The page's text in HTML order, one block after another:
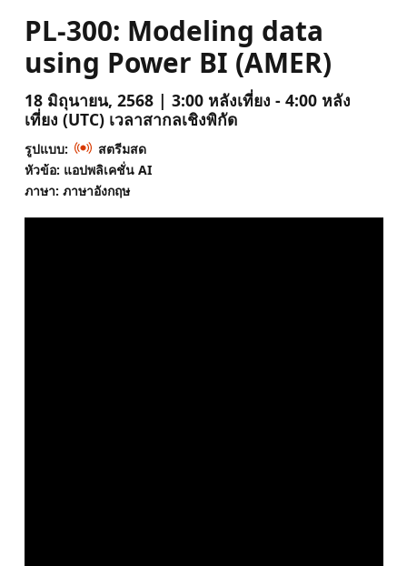
PL-300: Modeling data
using Power BI (AMER)
18 มิถุนายน, 2568 | 3:00 หลังเที่ยง - 4:00 หลัง
เที่ยง (UTC) เวลาสากลเชิงพิกัด
รูปแบบ:
สตรีมสด
หัวข้อ: แอปพลิเคชั่น AI
ภาษา: ภาษาอังกฤษ